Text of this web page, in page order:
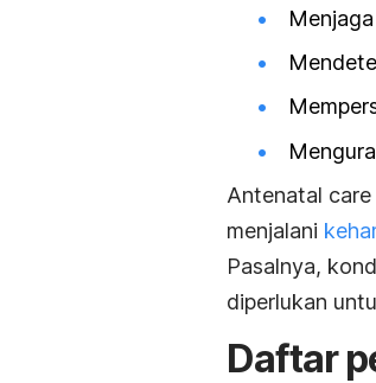
Antenatal care
menjalani
Pasalnya,
diperlukan
Daftar